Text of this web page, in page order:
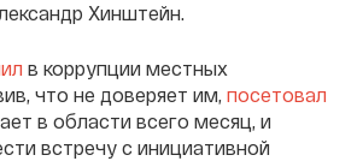
Хинштейн.
в коррупции местных
что не доверяет им, посетовал
в области всего месяц, и
встречу с инициативной